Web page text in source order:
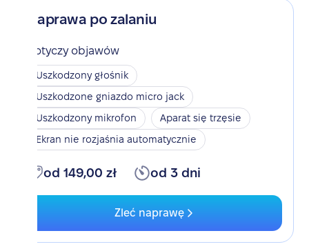
Naprawa po zalaniu
Dotyczy objawów
Uszkodzony głośnik
Uszkodzone gniazdo micro jack
Uszkodzony mikrofon
Aparat się trzęsie
Ekran nie rozjaśnia automatycznie
od 149,00 zł od 3 dni
Zleć naprawę